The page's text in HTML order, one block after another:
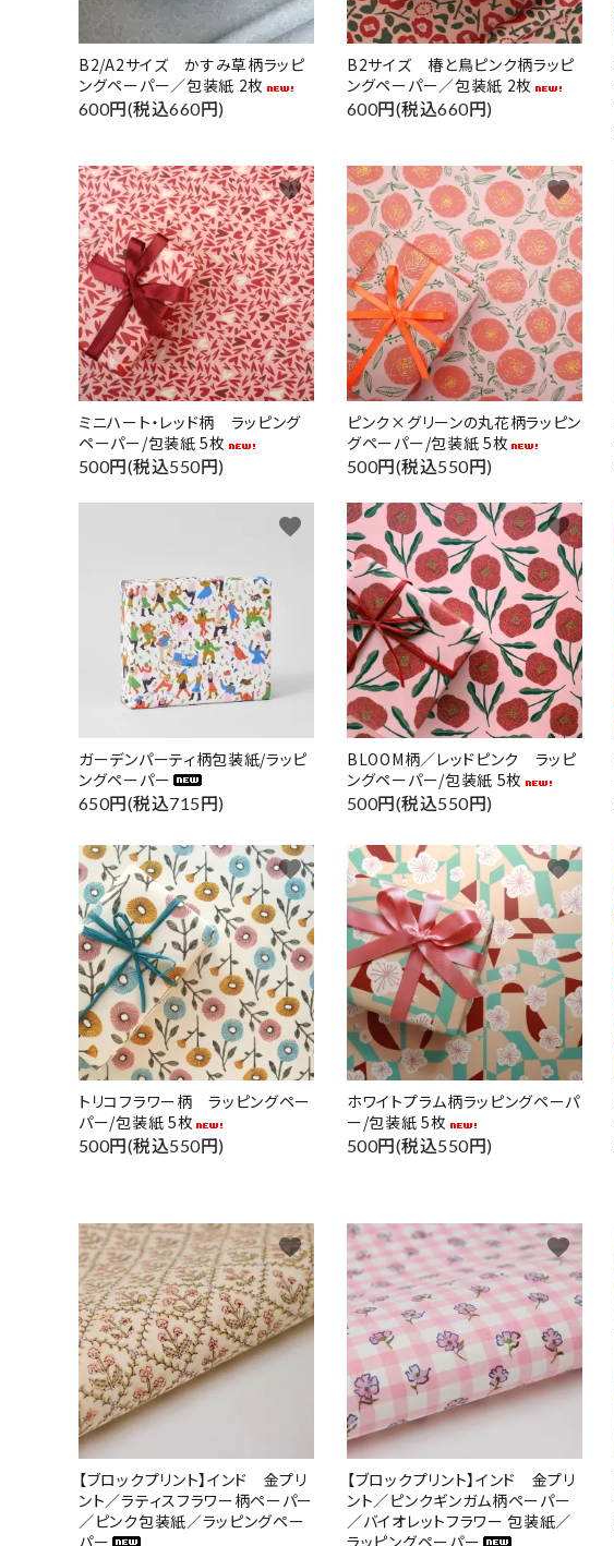
B2/A2サイズ かすみ草柄ラッピ
ングペーパー／包装紙 2枚
600円(税込660円)
B2サイズ 椿と鳥ピンク柄ラッピ
ングペーパー／包装紙 2枚
600円(税込660円)
ミニハート・レッド柄 ラッピング
ペーパー/包装紙 5枚
500円(税込550円)
favorite
ピンク×グリーンの丸花柄ラッピン
グペーパー/包装紙 5枚
500円(税込550円)
favorite
ガーデンパーティ柄包装紙/ラッピ
ングペーパー
650円(税込715円)
favorite
BLOOM柄／レッドピンク ラッピ
ングペーパー/包装紙 5枚
500円(税込550円)
favorite
トリコフラワー柄 ラッピングペー
パー/包装紙 5枚
500円(税込550円)
favorite
ホワイトプラム柄ラッピングペーパ
ー/包装紙 5枚
500円(税込550円)
favorite
【ブロックプリント】インド 金プリ
ント／ラティスフラワー柄ペーパー
／ピンク包装紙／ラッピングペー
パー
favorite
【ブロックプリント】インド 金プリ
ント／ピンクギンガム柄ペーパー
／バイオレットフラワー 包装紙／
ラッピングペーパー
favorite